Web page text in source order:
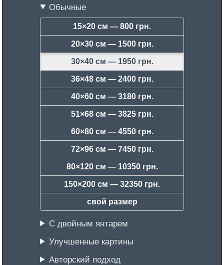
Обычные
15×20 см — 800 грн.
20×30 см — 1500 грн.
30×40 см — 1950 грн.
36×48 см — 2400 грн.
40×60 см — 3180 грн.
51×68 см — 3825 грн.
60×80 см — 4550 грн.
72×96 см — 7450 грн.
80×120 см — 10350 грн.
150×200 см — 32350 грн.
свой размер
С двойным янтарем
Улучшенные картины
Авторский подход